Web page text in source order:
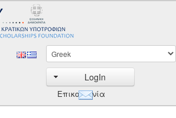
LogIn
Επικοινωνία